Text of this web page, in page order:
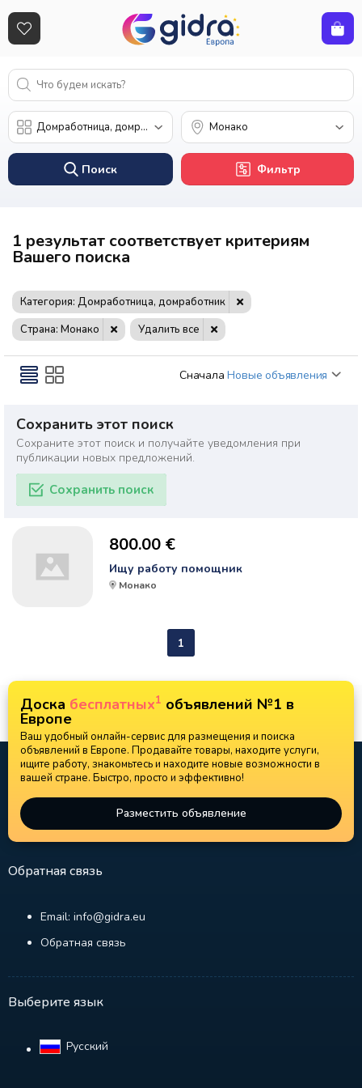
Поиск Фильтр
1 результат соответствует критериям
Вашего поиска
Категория: Домработница, домработник
Страна: Монако
Удалить все
Сначала Новые объявления
Сохранить этот поиск
Сохраните этот поиск и получайте уведомления при
публикации новых предложений.
Сохранить поиск
800.00 €
Ищу работу помощник
Монако
1
Доска бесплатных1 объявлений №1 в
Европе
Ваш удобный онлайн-сервис для размещения и поиска
объявлений в Европе. Продавайте товары, находите услуги,
ищите работу, знакомьтесь и находите новые возможности в
вашей стране. Быстро, просто и эффективно!
Разместить объявление
Обратная связь
Email: info@gidra.eu
Обратная связь
Выберите язык
Русский‎